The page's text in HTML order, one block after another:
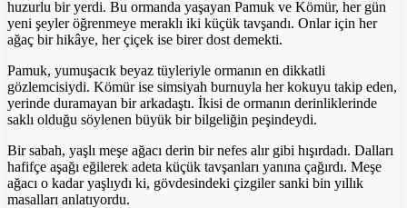
huzurlu bir yerdi. Bu ormanda yaşayan Pamuk ve Kömür, her gün
yeni şeyler öğrenmeye meraklı iki küçük tavşandı. Onlar için her
ağaç bir hikâye, her çiçek ise birer dost demekti.
Pamuk, yumuşacık beyaz tüyleriyle ormanın en dikkatli
gözlemcisiydi. Kömür ise simsiyah burnuyla her kokuyu takip eden,
yerinde duramayan bir arkadaştı. İkisi de ormanın derinliklerinde
saklı olduğu söylenen büyük bir bilgeliğin peşindeydi.
Bir sabah, yaşlı meşe ağacı derin bir nefes alır gibi hışırdadı. Dalları
hafifçe aşağı eğilerek adeta küçük tavşanları yanına çağırdı. Meşe
ağacı o kadar yaşlıydı ki, gövdesindeki çizgiler sanki bin yıllık
masalları anlatıyordu.